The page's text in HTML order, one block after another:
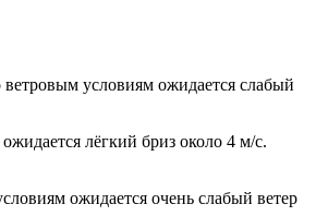
условиям ожидается слабый
лёгкий бриз около 4 м/с.
ожидается очень слабый ветер